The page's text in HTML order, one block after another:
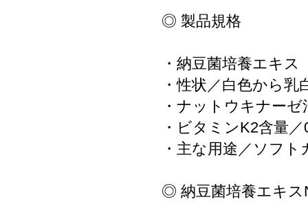
◎ 製品規格
・納豆菌培養エキス
・性状／白色から
・ナットウキナー
・ビタミンK2含量
・主な用途／ソフ
◎ 納豆菌培養エキス